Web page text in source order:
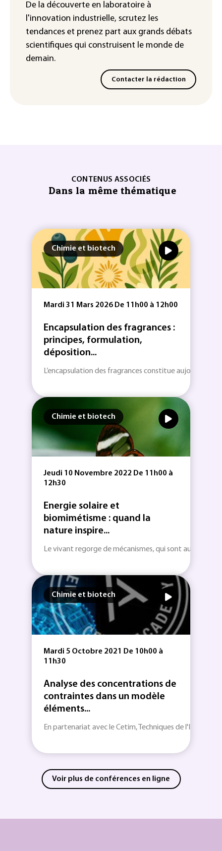
De la découverte en laboratoire à
l'innovation industrielle, scrutez les
tendances et prenez part aux grands débats
scientifiques qui construisent le monde de
demain.
Contacter la rédaction
CONTENUS ASSOCIÉS
Dans la même thématique
Chimie et biotech
Mardi 31 Mars 2026 De 11h00 à 12h00
Encapsulation des fragrances :
principes, formulation,
déposition...
L’encapsulation des fragrances constitue aujourd’hui
Chimie et biotech
Jeudi 10 Novembre 2022 De 11h00 à
12h30
Energie solaire et
biomimétisme : quand la
nature inspire...
Le vivant regorge de mécanismes, qui sont autant de
Chimie et biotech
Mardi 5 Octobre 2021 De 10h00 à
11h30
Analyse des concentrations de
contraintes dans un modèle
éléments...
En partenariat avec le Cetim, Techniques de l'Ingénieur
Voir plus de conférences en ligne